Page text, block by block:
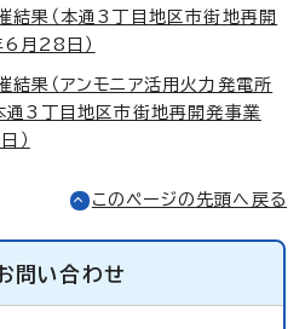
結果（本通3丁目地区市街地再開
6月28日）
果（アンモニア活用火力発電所
3丁目地区市街地再開発事業
）
このページの先頭へ戻る
問い合わせ